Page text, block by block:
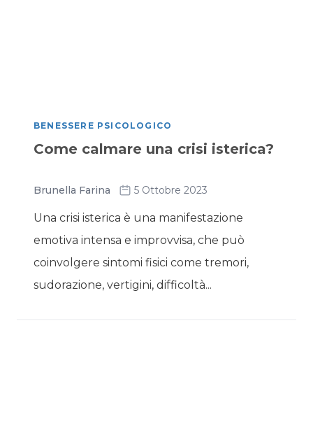
BENESSERE PSICOLOGICO
Come calmare una crisi isterica?
Brunella Farina 5 Ottobre 2023
Una crisi isterica è una manifestazione
emotiva intensa e improvvisa, che può
coinvolgere sintomi fisici come tremori,
sudorazione, vertigini, difficoltà...